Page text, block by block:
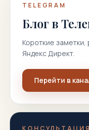
TELEGRAM
Блог в
Короткие
Яндекс Директ.
Перейти в
КОНСУЛЬТАЦИЯ